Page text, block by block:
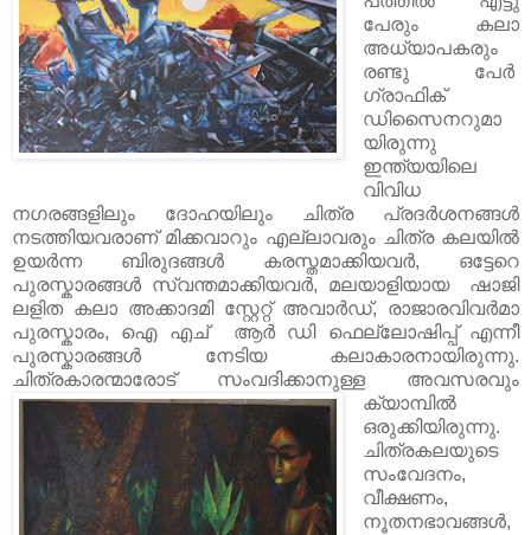
പേരും കലാ
അധ്യാപകരും
രണ്ടു പേർ
ഗ്രാഫിക്
ഡിസൈനറുമാ
യിരുന്നു
ഇന്ത്യയിലെ
വിവിധ
നഗരങ്ങളിലും ദോഹയിലും ചിത്ര പ്രദർശനങ്ങൾ
നടത്തിയവരാണ് മിക്കവാറും എല്ലാവരും ചിത്ര കലയിൽ
ഉയർന്ന ബിരുദങ്ങൾ കരസ്തമാക്കിയവർ, ഒട്ടേറെ
പുരസ്കാരങ്ങൾ സ്വന്തമാക്കിയവർ, മലയാളിയായ ഷാജി
ലളിത കലാ അക്കാദമി സ്റ്റേറ്റ് അവാർഡ്, രാജാരവിവർമാ
പുരസ്കാരം, ഐ എച് ആർ ഡി ഫെല്ലോഷിപ്പ് എന്നീ
പുരസ്കാരങ്ങൾ നേടിയ കലാകാരനായിരുന്നു.
ചിത്രകാരന്മാരോട് സംവദിക്കാനുള്ള അവസരവും
ക്യാമ്പിൽ
ഒരുക്കിയിരുന്നു.
ചിത്രകലയുടെ
സംവേദനം,
വീക്ഷണം,
നൂതനഭാവങ്ങള്‍,